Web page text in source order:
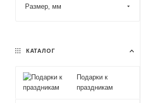
Размер, мм
КАТАЛОГ
Подарки к
праздникам